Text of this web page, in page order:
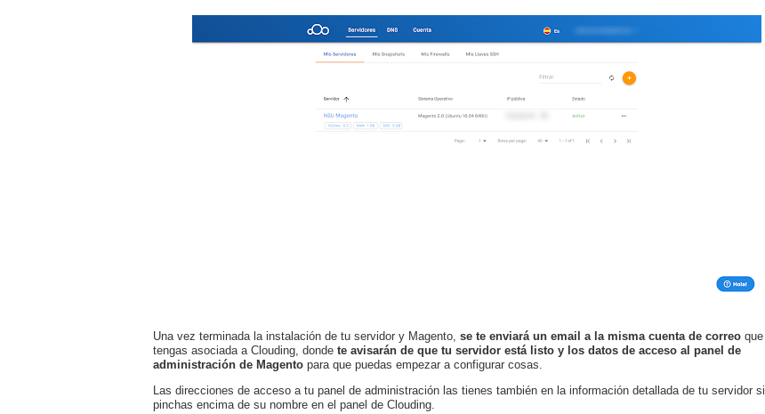
Una vez terminada la instalación de tu servidor y Magento, se te enviará un email a la misma cuenta de correo que
tengas asociada a Clouding, donde te avisarán de que tu servidor está listo y los datos de acceso al panel de
administración de Magento para que puedas empezar a configurar cosas.
Las direcciones de acceso a tu panel de administración las tienes también en la información detallada de tu servidor si
pinchas encima de su nombre en el panel de Clouding.